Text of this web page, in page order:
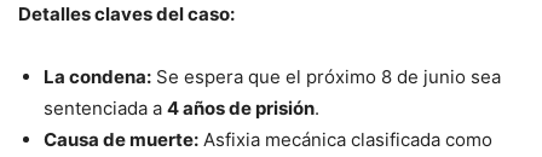
Detalles claves del caso:
La condena: Se espera que el próximo 8 de junio sea
sentenciada a 4 años de prisión.
Causa de muerte: Asfixia mecánica clasificada como